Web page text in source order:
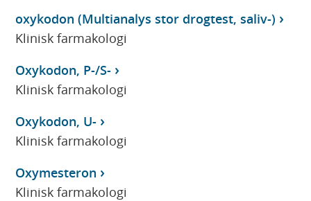
oxykodon (Multianalys stor drogtest, saliv-)
Klinisk farmakologi
Oxykodon, P-/S-
Klinisk farmakologi
Oxykodon, U-
Klinisk farmakologi
Oxymesteron
Klinisk farmakologi